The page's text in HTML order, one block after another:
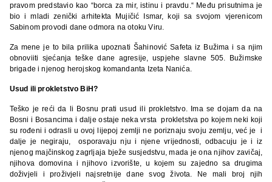
pravom predstavio kao “borca za mir, istinu i pravdu.“ Među prisutnima je
bio i mladi zenički arhitekta Mujičić Ismar, koji sa svojom vjerenicom
Sabinom provodi dane odmora na otoku Viru.
Za mene je to bila prilika upoznati Šahinović Safeta iz Bužima i sa njim
obnoviiti sjećanja teške dane agresije, uspjehe slavne 505. Bužimske
brigade i njenog herojskog komandanta Izeta Nanića.
Usud ili prokletstvo BiH?
Teško je reći da li Bosnu prati usud ili prokletstvo. Ima se dojam da na
Bosni i Bosancima i dalje ostaje neka vrsta prokletstva po kojem neki koji
su rođeni i odrasli u ovoj lijepoj zemlji ne poriznaju svoju zemlju, već je i
dalje je negiraju, osporavaju nju i njene vrijednosti, odbacuju je i iz
njenog majčinskog zagrljaja bježe susjedstvu, mada je ona njihov zavičaj,
njihova domovina i njihovo izvorište, u kojem su zajedno sa drugima
doživjeli i proživjeli najsretnije dane svog života. Ne mali broj njih